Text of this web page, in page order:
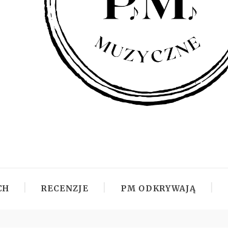
RECENZJE PM ODKRYWAJĄ